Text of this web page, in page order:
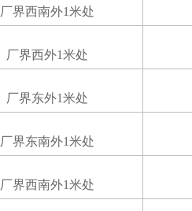
厂界西南外1米处
厂界西外1米处
厂界东外1米处
厂界东南外1米处
厂界西南外1米处